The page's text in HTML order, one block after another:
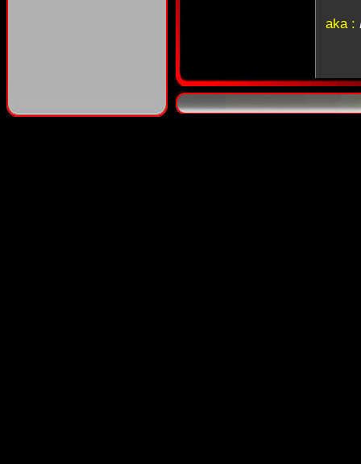
aka :